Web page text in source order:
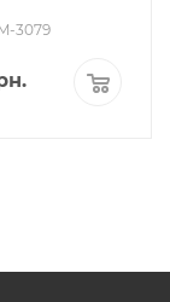
3079